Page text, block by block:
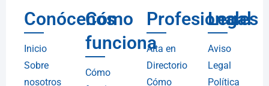
Conócenos
Inicio
Sobre
nosotros
Cómo
funciona
Cómo
Profesionales
Alta en
Directorio
Cómo
Legal
Aviso
Legal
Política